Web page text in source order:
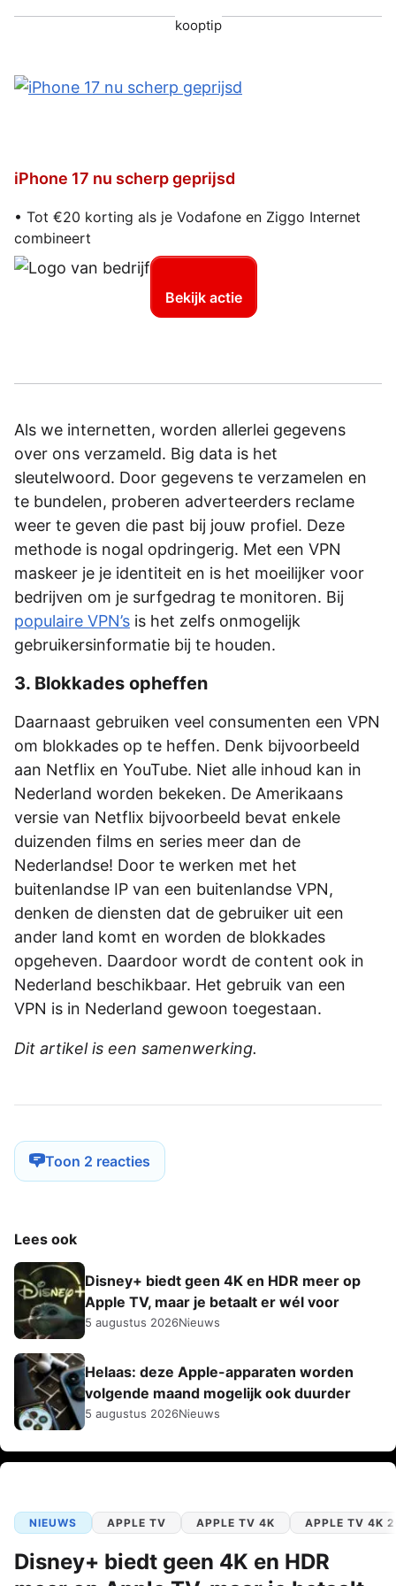
kooptip
iPhone 17 nu scherp geprijsd
• Tot €20 korting als je Vodafone en Ziggo Internet
combineert
Bekijk actie
Als we internetten, worden allerlei gegevens
over ons verzameld. Big data is het
sleutelwoord. Door gegevens te verzamelen en
te bundelen, proberen adverteerders reclame
weer te geven die past bij jouw profiel. Deze
methode is nogal opdringerig. Met een VPN
maskeer je je identiteit en is het moeilijker voor
bedrijven om je surfgedrag te monitoren. Bij
populaire VPN’s is het zelfs onmogelijk
gebruikersinformatie bij te houden.
3. Blokkades opheffen
Daarnaast gebruiken veel consumenten een VPN
om blokkades op te heffen. Denk bijvoorbeeld
aan Netflix en YouTube. Niet alle inhoud kan in
Nederland worden bekeken. De Amerikaans
versie van Netflix bijvoorbeeld bevat enkele
duizenden films en series meer dan de
Nederlandse! Door te werken met het
buitenlandse IP van een buitenlandse VPN,
denken de diensten dat de gebruiker uit een
ander land komt en worden de blokkades
opgeheven. Daardoor wordt de content ook in
Nederland beschikbaar. Het gebruik van een
VPN is in Nederland gewoon toegestaan.
Dit artikel is een samenwerking.
Toon 2 reacties
Lees ook
Disney+ biedt geen 4K en HDR meer op
Apple TV, maar je betaalt er wél voor
5 augustus 2026Nieuws
Helaas: deze Apple-apparaten worden
volgende maand mogelijk ook duurder
5 augustus 2026Nieuws
NIEUWS APPLE TV APPLE TV 4K APPLE TV 4K
Disney+ biedt geen 4K en HDR